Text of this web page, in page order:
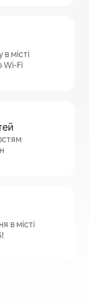
місті
Wi-Fi
в місті